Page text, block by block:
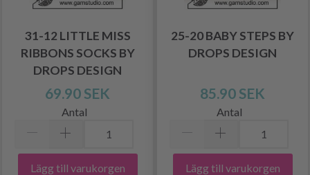
31-12 LITTLE MISS
RIBBONS SOCKS BY
DROPS DESIGN
69.90 SEK
Antal
Lägg till varukorgen
25-20 BABY STEPS BY
DROPS DESIGN
85.90 SEK
Antal
Lägg till varukorgen